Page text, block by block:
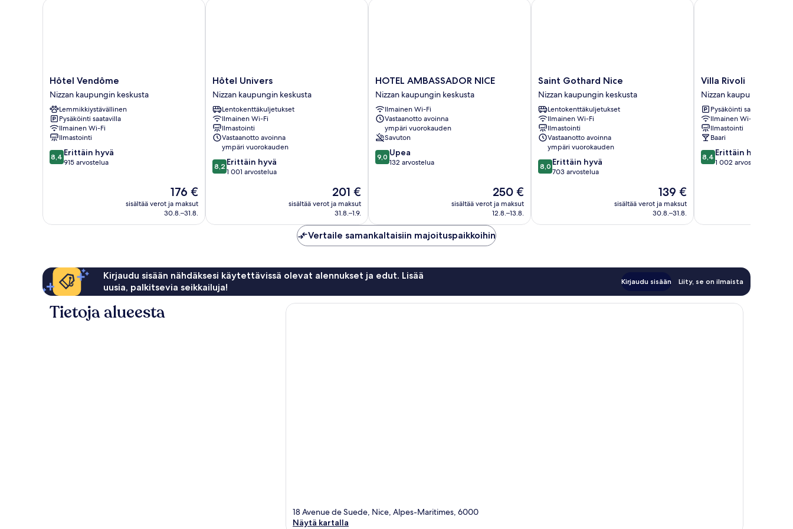
Hôtel
Vendôme
Nizzan
kaupungin
keskusta
Hôtel Vendôme
Nizzan kaupungin keskusta
Lemmikkiystävällinen
Pysäköinti saatavilla
Ilmainen Wi-Fi
Ilmastointi
8.4
kautta
8,4 Erittäin hyvä
915 arvostelua
Hinta
on
176 €
176 €
sisältää verot ja maksut
30.8.–31.8.
Hôtel Vendôme
Hôtel
Univers
Nizzan
kaupungin
keskusta
Hôtel Univers
Nizzan kaupungin keskusta
Lentokenttäkuljetukset
Ilmainen Wi-Fi
Ilmastointi
Vastaanotto avoinna
ympäri vuorokauden
8.2
kautta
arvostelua
8,2 Erittäin hyvä
1 001 arvostelua
Hinta
on
201 €
201 €
sisältää verot ja maksut
31.8.–1.9.
Hôtel Univers
HOTEL
AMBASSADOR
NICE
Nizzan
kaupungin
keskusta
HOTEL AMBASSADOR NICE
Nizzan kaupungin keskusta
Ilmainen Wi-Fi
Vastaanotto avoinna
ympäri vuorokauden
Savuton
9.0
kautta
9,0 Upea
132 arvostelua
Hinta
on
250 €
250 €
sisältää verot ja maksut
12.8.–13.8.
HOTEL AMBASSADOR NICE
Saint
Gothard
Nice
Nizzan
kaupungin
keskusta
Saint Gothard Nice
Nizzan kaupungin keskusta
Lentokenttäkuljetukset
Ilmainen Wi-Fi
Ilmastointi
Vastaanotto avoinna
ympäri vuorokauden
8.0
kautta
arvostelua
8,0 Erittäin hyvä
703 arvostelua
Hinta
on
139 €
139 €
sisältää verot ja maksut
30.8.–31.8.
Saint Gothard Nice
Villa
Rivoli
Nizzan
kaupungin
keskusta
Villa Rivoli
Nizzan kaupungin
Pysäköinti saatavilla
Ilmainen Wi-Fi
Ilmastointi
Baari
8.4
kautta
8,4 Erittäin hyvä
1 002 arvostelua
Villa Rivoli
Vertaile samankaltaisiin majoituspaikkoihin
Kirjaudu sisään nähdäksesi käytettävissä olevat alennukset ja edut. Lisää
uusia, palkitsevia seikkailuja!
Kirjaudu sisään Liity, se on ilmaista
Tietoja alueesta
18 Avenue de Suede, Nice, Alpes-Maritimes, 6000
Näytä kartalla